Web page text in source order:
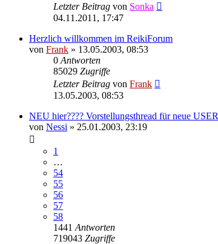
Letzter Beitrag von Sonka
04.11.2011, 17:47
Herzlich willkommen im ReikiForum
von Frank » 13.05.2003, 08:53
0 Antworten
85029 Zugriffe
Letzter Beitrag von Frank
13.05.2003, 08:53
NEU hier???? Vorstellungsthread für neue USER
von Nessi » 25.01.2003, 23:19
1
…
54
55
56
57
58
1441 Antworten
719043 Zugriffe